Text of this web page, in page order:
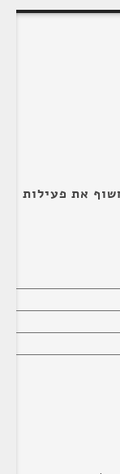
את פעילות